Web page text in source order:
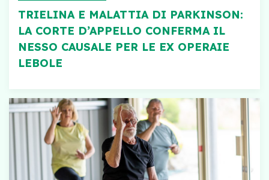
TRIELINA E MALATTIA DI PARKINSON:
LA CORTE D’APPELLO CONFERMA IL
NESSO CAUSALE PER LE EX OPERAIE
LEBOLE